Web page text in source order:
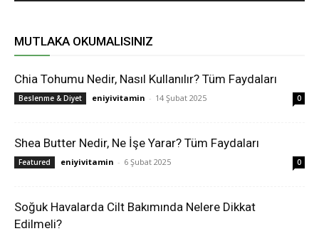
MUTLAKA OKUMALISINIZ
Chia Tohumu Nedir, Nasıl Kullanılır? Tüm Faydaları
Beslenme & Diyet eniyivitamin - 14 Şubat 2025 0
Shea Butter Nedir, Ne İşe Yarar? Tüm Faydaları
Featured eniyivitamin - 6 Şubat 2025 0
Soğuk Havalarda Cilt Bakımında Nelere Dikkat
Edilmeli?